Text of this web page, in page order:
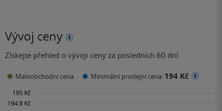
Vývoj ceny
Získejte přehled o vývoji ceny za posledních 60 dní.
Maloobchodní cena Minimální prodejní cena: 194 Kč